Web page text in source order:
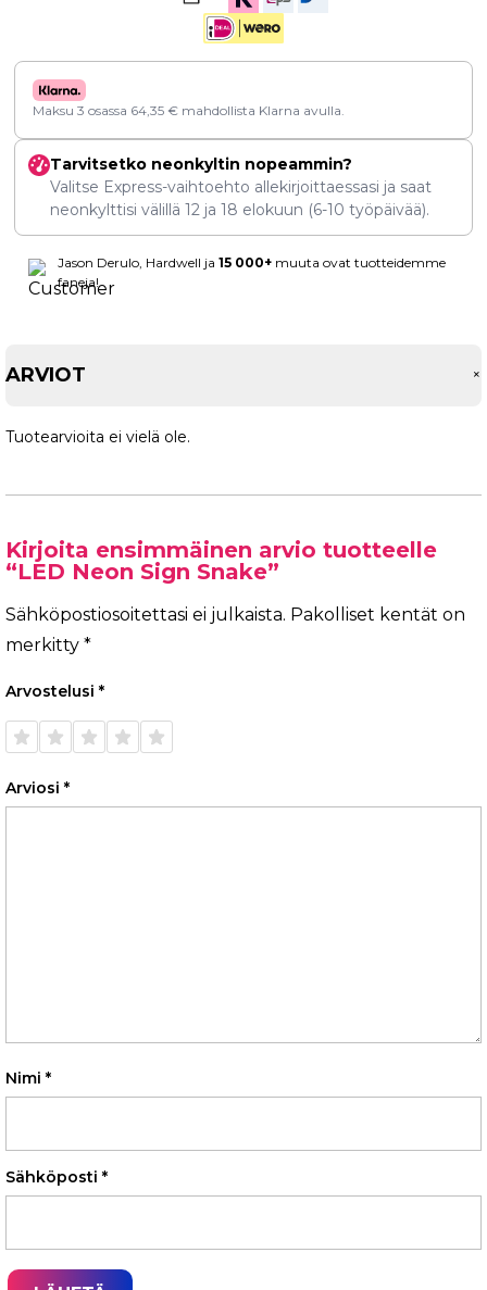
Maksu 3 osassa 64,35 € mahdollista Klarna avulla.
Tarvitsetko neonkyltin nopeammin?
Valitse Express-vaihtoehto allekirjoittaessasi ja saat
neonkylttisi välillä 12 ja 18 elokuun (6-10 työpäivää).
Jason Derulo, Hardwell ja 15 000+ muuta ovat tuotteidemme
faneja!
ARVIOT +
Tuotearvioita ei vielä ole.
Kirjoita ensimmäinen arvio tuotteelle
“LED Neon Sign Snake”
Sähköpostiosoitettasi ei julkaista. Pakolliset kentät on
merkitty *
Arvostelusi *
1/5
tähteä
2/5
tähteä
3/5
tähteä
4/5
tähteä
5/5
tähteä
Arviosi *
Nimi *
Sähköposti *